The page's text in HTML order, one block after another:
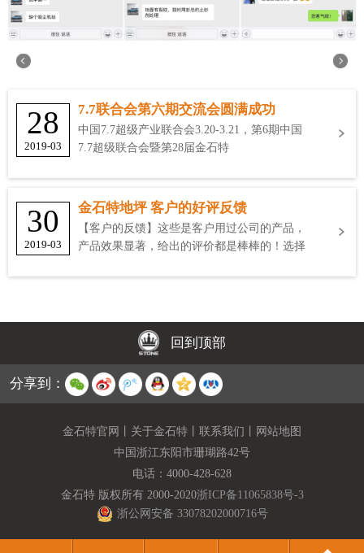
28
2019-03
7.7联合会第六期交流会圆满成功
中国7.7超级产业联合会3.20-3.21，第6期中国
7.7超级联合会暨第28届金石特
30
2019-03
金石特地坪 客户的好评反馈
【客户的反馈】这些是客户用过公司的产品，
产品效果显著，给出的评价都是棒棒的！选择
回到顶部
分享到：
金石特官网 关于金石特 联系我们
网站地图
中国浙江东阳市珊瑚路42号
电话： 4000-428-628
金石特 版权所有 2000-2020浙ICP备11065838号-3
浙公网安备 33078202000716号